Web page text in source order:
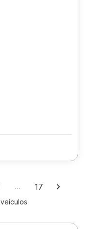
… 17
veículos